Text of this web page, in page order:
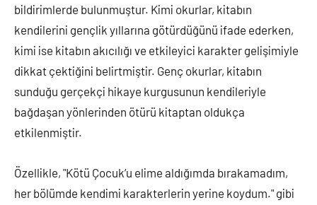
bildirimlerde bulunmuştur. Kimi okurlar, kitabın
kendilerini gençlik yıllarına götürdüğünü ifade ederken,
kimi ise kitabın akıcılığı ve etkileyici karakter gelişimiyle
dikkat çektiğini belirtmiştir. Genç okurlar, kitabın
sunduğu gerçekçi hikaye kurgusunun kendileriyle
bağdaşan yönlerinden ötürü kitaptan oldukça
etkilenmiştir.
Özellikle, "Kötü Çocuk’u elime aldığımda bırakamadım,
her bölümde kendimi karakterlerin yerine koydum." gibi